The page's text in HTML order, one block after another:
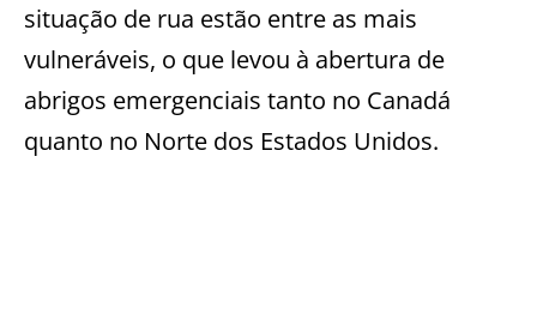
situação de rua estão entre as mais
vulneráveis, o que levou à abertura de
abrigos emergenciais tanto no Canadá
quanto no Norte dos Estados Unidos.